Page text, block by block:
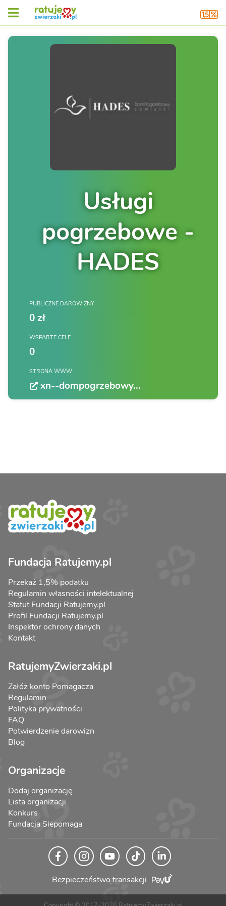
Usługi
pogrzebowe -
HADES
PUBLICZNE DAROWIZNY
0 zł
WSPARTE CELE
0
STRONA WWW
xn--dompogrzebowy...
Fundacja Ratujemy.pl
Przekaż 1,5% podatku
Regulamin własności intelektualnej
Statut Fundacji Ratujemy.pl
Profil Fundacji Ratujemy.pl
Inspektor ochrony danych
Kontakt
RatujemyZwierzaki.pl
Załóż konto Pomagacza
Regulamin
Polityka prywatności
FAQ
Potwierdzenie darowizn
Blog
Organizacje
Dodaj organizację
Lista organizacji
Konkurs
Fundacja Siepomaga
Bezpieczeństwo transakcji